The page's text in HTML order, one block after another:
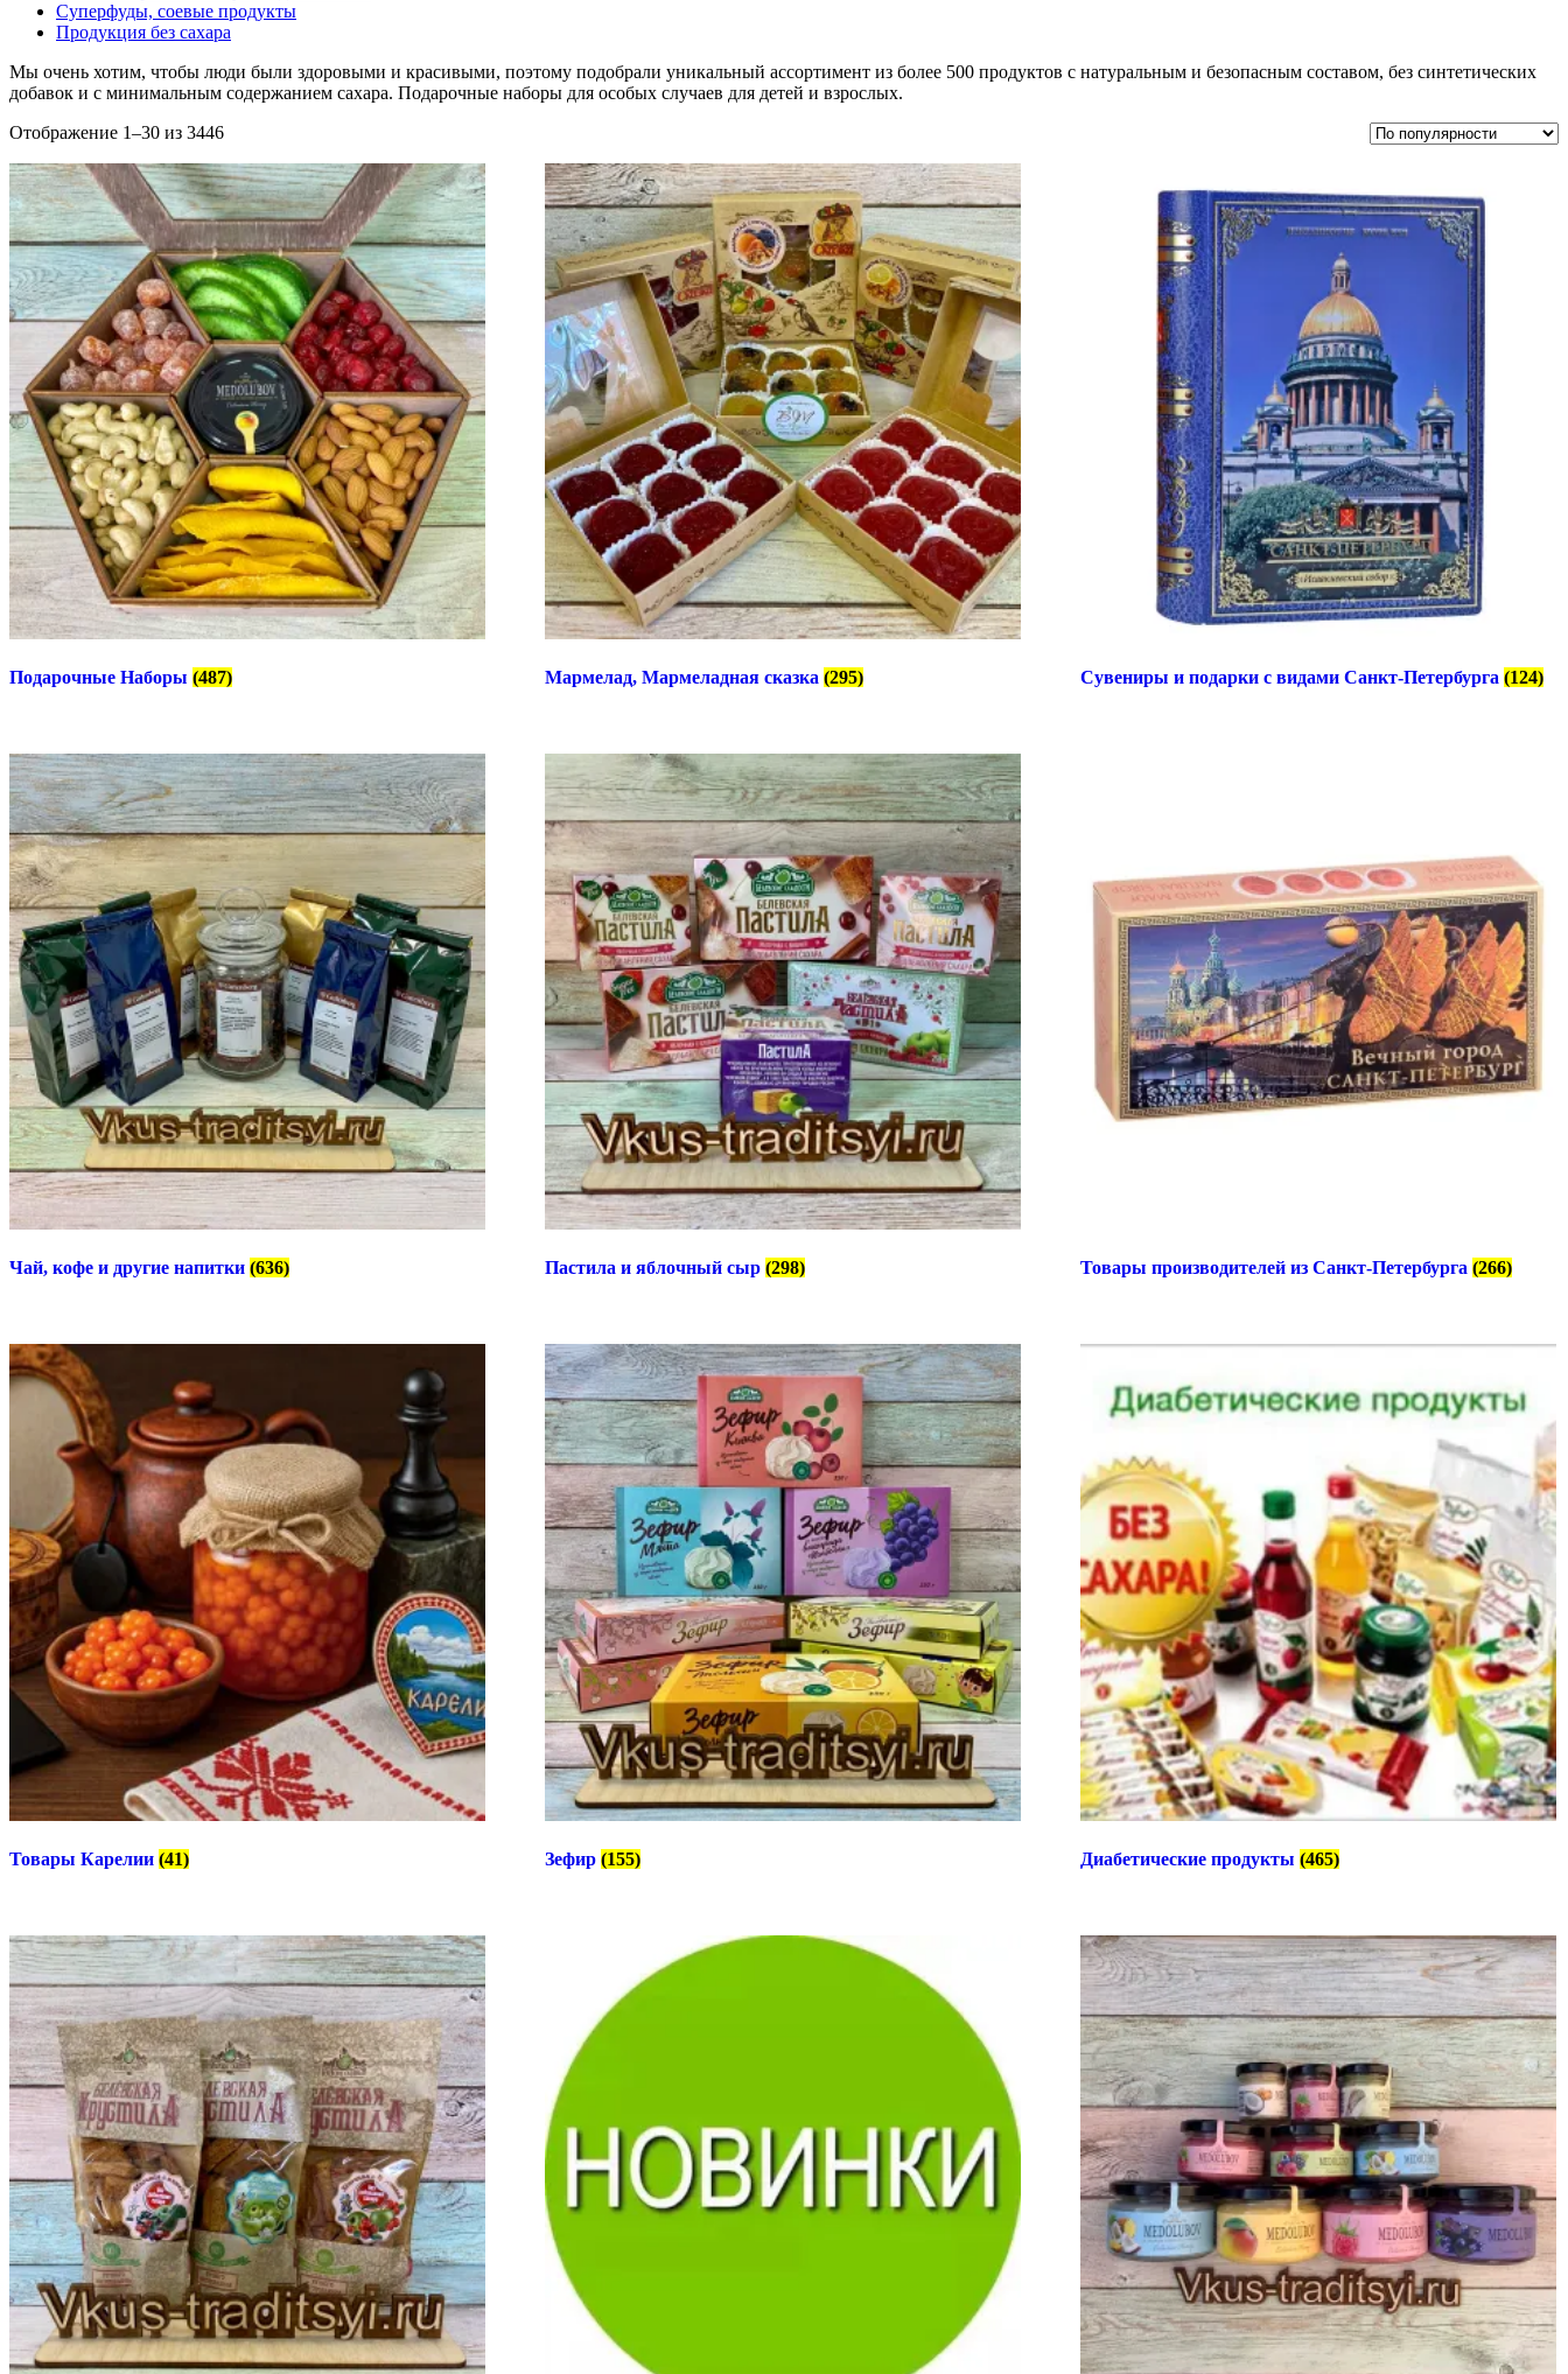
Суперфуды, соевые продукты
Продукция без сахара
Мы очень хотим, чтобы люди были здоровыми и красивыми, поэтому подобрали уникальный ассортимент из более 500 продуктов с натуральным и безопасным составом, без синтетических
добавок и с минимальным содержанием сахара. Подарочные наборы для особых случаев для детей и взрослых.
Отображение 1–30 из 3446
Подарочные Наборы (487) Мармелад, Мармеладная сказка (295) Сувениры и подарки с видами Санкт-Петербурга (124)
Чай, кофе и другие напитки (636) Пастила и яблочный сыр (298) Товары производителей из Санкт-Петербурга (266)
Товары Карелии (41) Зефир (155) Диабетические продукты (465)